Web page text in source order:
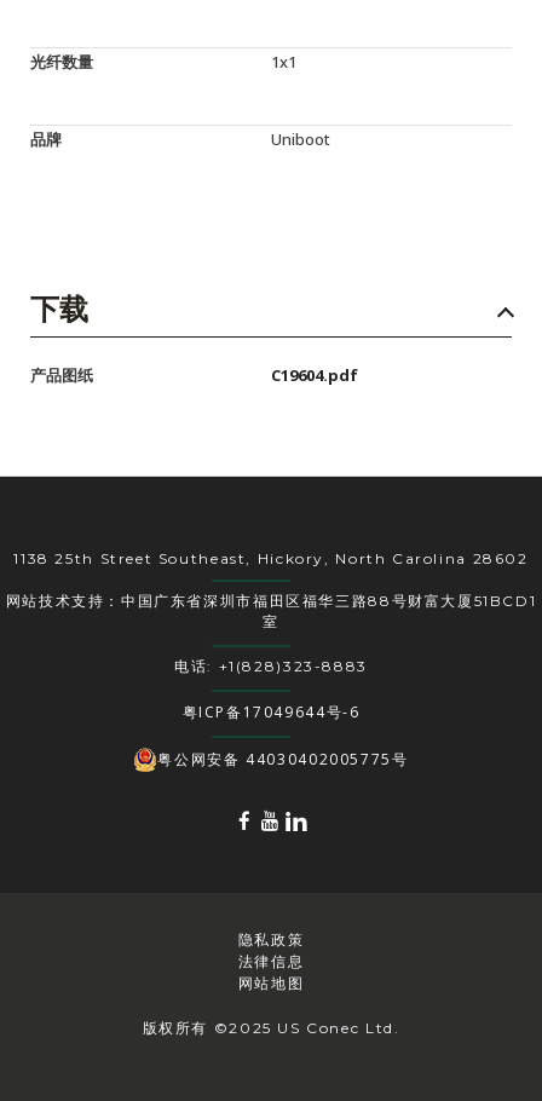
光纤数量 1x1
品牌 Uniboot
下载
产品图纸 C19604.pdf
1138 25th Street Southeast, Hickory, North Carolina 28602
网站技术支持：中国广东省深圳市福田区福华三路88号财富大厦51BCD1
室
电话: +1(828)323-8883
粤ICP备17049644号-6
粤公网安备 44030402005775号
版权所有 ©2025 US Conec Ltd.
隐私政策
法律信息
网站地图